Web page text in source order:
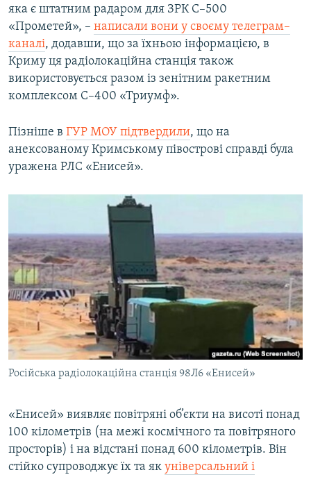
яка є штатним радаром для ЗРК С–500
«Прометей», – написали вони у своєму телеграм–
каналі, додавши, що за їхньою інформацією, в
Криму ця радіолокаційна станція також
використовується разом із зенітним ракетним
комплексом С–400 «Триумф».
Пізніше в ГУР МОУ підтвердили, що на
анексованому Кримському півострові справді була
уражена РЛС «Енисей».
Російська радіолокаційна станція 98Л6 «Енисей»
«Енисей» виявляє повітряні об’єкти на висоті понад
100 кілометрів (на межі космічного та повітряного
просторів) і на відстані понад 600 кілометрів. Він
стійко супроводжує їх та як універсальний і